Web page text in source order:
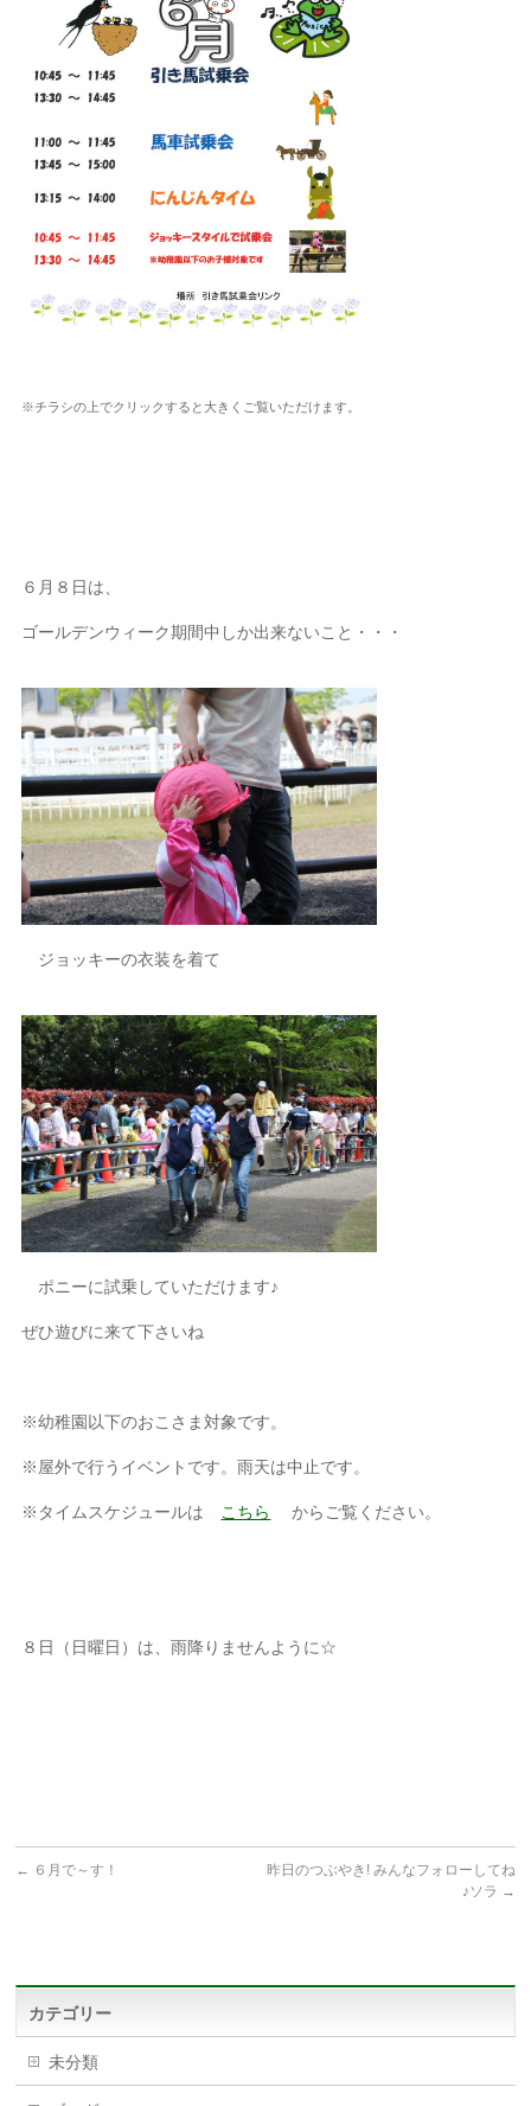
※チラシの上でクリックすると大きくご覧いただけます。
６月８日は、
ゴールデンウィーク期間中しか出来ないこと・・・
ジョッキーの衣装を着て
ポニーに試乗していただけます♪
ぜひ遊びに来て下さいね
※幼稚園以下のおこさま対象です。
※屋外で行うイベントです。雨天は中止です。
※タイムスケジュールは こちら からご覧ください。
８日（日曜日）は、雨降りませんように☆
← ６月で～す！
昨日のつぶやき! みんなフォローしてね
♪ソラ →
カテゴリー
未分類